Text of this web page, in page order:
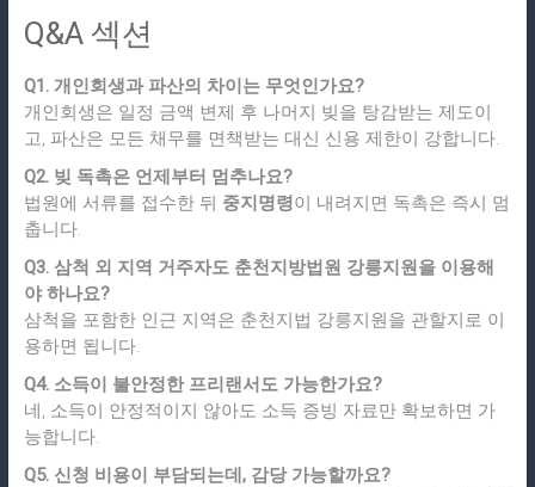
Q&A 섹션
Q1. 개인회생과 파산의 차이는 무엇인가요?
개인회생은 일정 금액 변제 후 나머지 빚을 탕감받는 제도이
고, 파산은 모든 채무를 면책받는 대신 신용 제한이 강합니다.
Q2. 빚 독촉은 언제부터 멈추나요?
법원에 서류를 접수한 뒤 중지명령이 내려지면 독촉은 즉시 멈
춥니다.
Q3. 삼척 외 지역 거주자도 춘천지방법원 강릉지원을 이용해
야 하나요?
삼척을 포함한 인근 지역은 춘천지법 강릉지원을 관할지로 이
용하면 됩니다.
Q4. 소득이 불안정한 프리랜서도 가능한가요?
네, 소득이 안정적이지 않아도 소득 증빙 자료만 확보하면 가
능합니다.
Q5. 신청 비용이 부담되는데, 감당 가능할까요?